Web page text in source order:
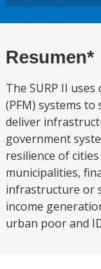
Resumen*
The SURP II
(PFM) systems
deliver
government
resilience of
municipalities,
infrastructure or
income
urban poor and